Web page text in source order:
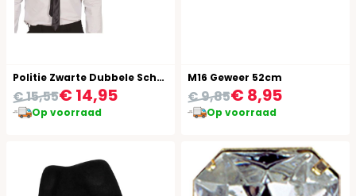
Politie Zwarte Dubbele Schouderholster
€ 14,95
€ 15,55
Op voorraad
M16 Geweer 52cm
€ 8,95
€ 9,85
Op voorraad